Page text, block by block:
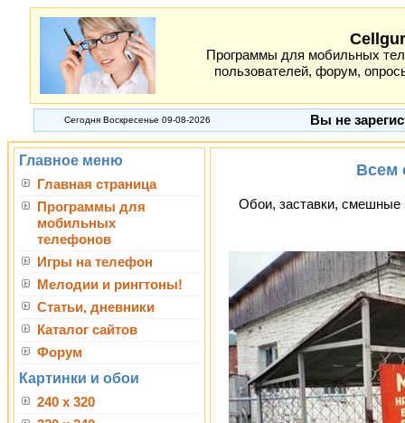
Программы для мобильных
пользователей, форум,
Сегодня Воскресенье 09-08-2026 Вы не
Главное меню
Главная страница
Программы для
мобильных
телефонов
Игры на телефон
Мелодии и рингтоны!
Статьи, дневники
Каталог сайтов
Форум
Картинки и обои
240 x 320
Всем
Обои, заставки, смешные